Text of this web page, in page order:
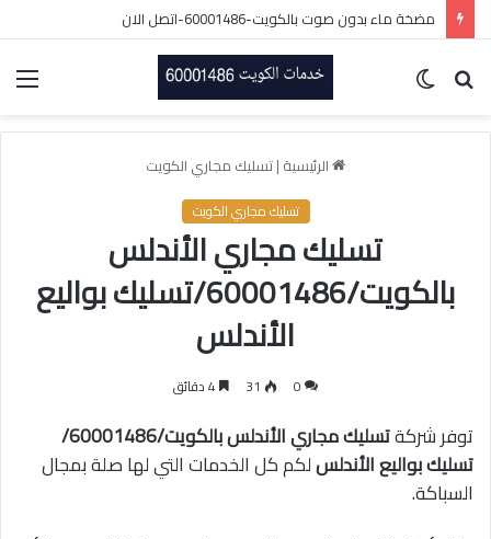
مضخة ماء بدون صوت بالكويت-60001486-اتصل الان
بحث
الرئيسية |تسليك مجاري الكويت
تسليك مجاري الكويت
تسليك مجاري الأندلس
بالكويت/60001486/تسليك بواليع
الأندلس
0
31
توفر شركة
تسليك مجاري الأندلس بالكويت/60001486/
تسليك بواليع الأندلسلكم كل الخدمات التي لها صلة بمجال
السباكة.